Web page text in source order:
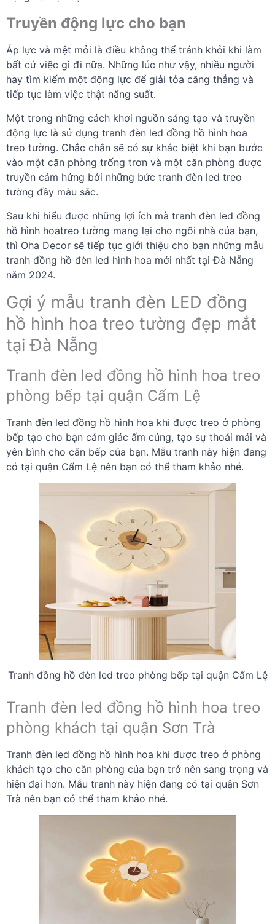
Truyền động lực cho bạn
Áp lực và mệt mỏi là điều không thể tránh khỏi khi làm
bất cứ việc gì đi nữa. Những lúc như vậy, nhiều người
hay tìm kiếm một động lực để giải tỏa căng thẳng và
tiếp tục làm việc thật năng suất.
Một trong những cách khơi nguồn sáng tạo và truyền
động lực là sử dụng tranh đèn led đồng hồ hình hoa
treo tường. Chắc chắn sẽ có sự khác biệt khi bạn bước
vào một căn phòng trống trơn và một căn phòng được
truyền cảm hứng bởi những bức tranh đèn led treo
tường đầy màu sắc.
Sau khi hiểu được những lợi ích mà tranh đèn led đồng
hồ hình hoatreo tường mang lại cho ngôi nhà của bạn,
thì Oha Decor sẽ tiếp tục giới thiệu cho bạn những mẫu
tranh đồng hồ đèn led hình hoa mới nhất tại Đà Nẵng
năm 2024.
Gợi ý mẫu tranh đèn LED đồng
hồ hình hoa treo tường đẹp mắt
tại Đà Nẵng
Tranh đèn led đồng hồ hình hoa treo
phòng bếp tại quận Cẩm Lệ
Tranh đèn led đồng hồ hình hoa khi được treo ở phòng
bếp tạo cho bạn cảm giác ấm cúng, tạo sự thoải mái và
yên bình cho căn bếp của bạn. Mẫu tranh này hiện đang
có tại quận Cẩm Lệ nên bạn có thể tham khảo nhé.
Tranh đồng hồ đèn led treo phòng bếp tại quận Cẩm Lệ
Tranh đèn led đồng hồ hình hoa treo
phòng khách tại quận Sơn Trà
Tranh đèn led đồng hồ hình hoa khi được treo ở phòng
khách tạo cho căn phòng của bạn trở nên sang trọng và
hiện đại hơn. Mẫu tranh này hiện đang có tại quận Sơn
Trà nên bạn có thể tham khảo nhé.